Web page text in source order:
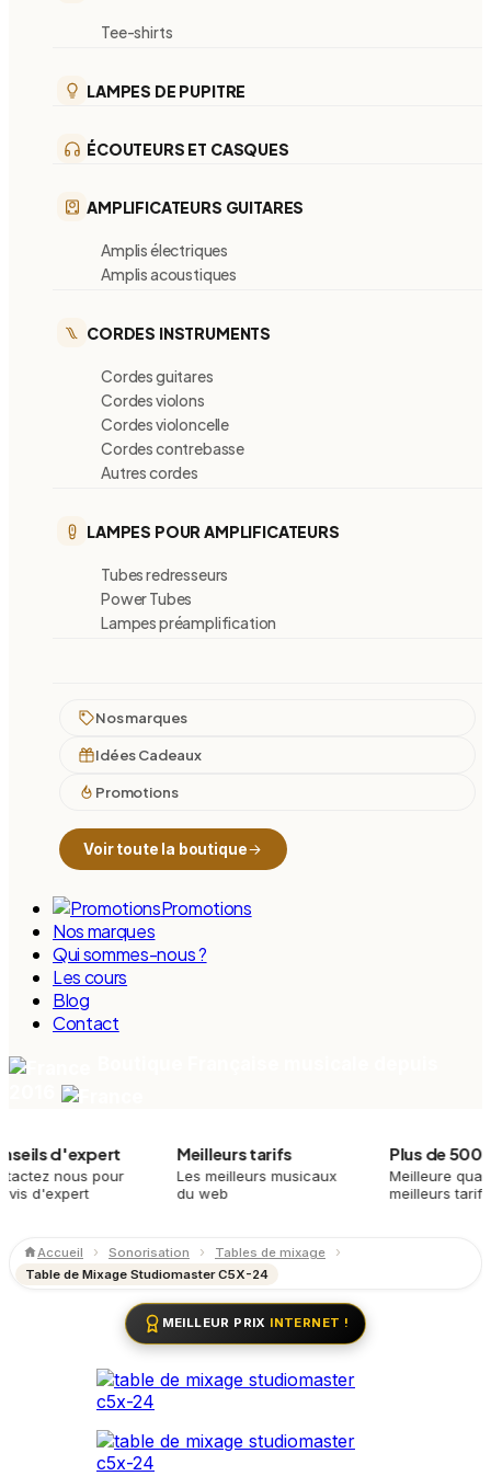
Tee-shirts
LAMPES DE PUPITRE
ÉCOUTEURS ET CASQUES
AMPLIFICATEURS GUITARES
Amplis électriques
Amplis acoustiques
CORDES INSTRUMENTS
Cordes guitares
Cordes violons
Cordes violoncelle
Cordes contrebasse
Autres cordes
LAMPES POUR AMPLIFICATEURS
Tubes redresseurs
Power Tubes
Lampes préamplification
Nos marques
Idées Cadeaux
Promotions
Voir toute la boutique
Promotions
Nos marques
Qui sommes-nous ?
Les cours
Blog
Contact
pour
Meilleurs tarifs
Les meilleurs musicaux
Plus de 500
Meilleure qualité,
meilleurs tarifs
Accueil Sonorisation
Tables de mixage
Table de Mixage Studiomaster C5X-24
MEILLEUR PRIX INTERNET !